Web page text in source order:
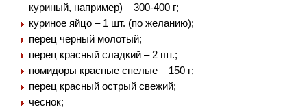
куриный, например) – 300-400 г;
куриное яйцо – 1 шт. (по желанию);
перец черный молотый;
перец красный сладкий – 2 шт.;
помидоры красные спелые – 150 г;
перец красный острый свежий;
чеснок;